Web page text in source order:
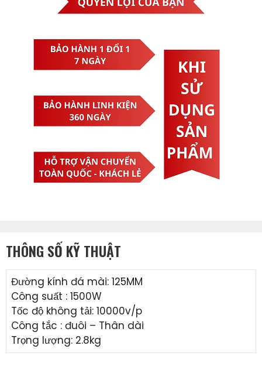
THÔNG SỐ KỸ THUẬT
Đường kính đá mài: 125MM
Công suất : 1500W
Tốc độ không tải: 10000v/p
Công tắc : đuôi – Thân dài
Trọng lượng: 2.8kg